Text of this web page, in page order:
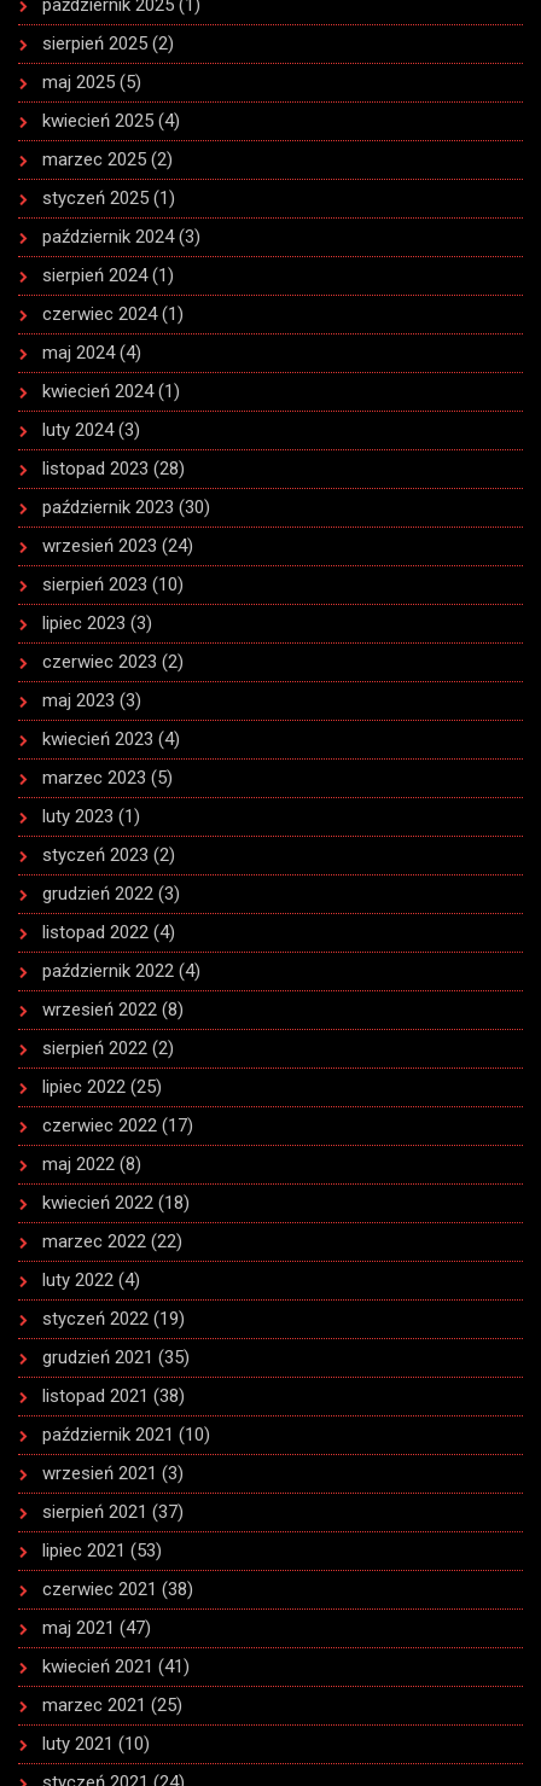
październik 2025 (1)
sierpień 2025 (2)
maj 2025 (5)
kwiecień 2025 (4)
marzec 2025 (2)
styczeń 2025 (1)
październik 2024(3)
sierpień 2024(1)
czerwiec 2024(1)
maj 2024(4)
kwiecień 2024(1)
luty 2024(3)
listopad 2023 (28)
październik 2023 (30)
wrzesień 2023 (24)
sierpień 2023 (10)
lipiec 2023 (3)
czerwiec 2023 (2)
maj 2023 (3)
kwiecień 2023 (4)
marzec 2023 (5)
luty 2023 (1)
styczeń 2023 (2)
grudzień 2022 (3)
listopad 2022 (4)
październik 2022 (4)
wrzesień 2022 (8)
sierpień 2022 (2)
lipiec 2022 (25)
czerwiec 2022 (17)
maj 2022 (8)
kwiecień 2022 (18)
marzec 2022 (22)
luty 2022 (4)
styczeń 2022 (19)
grudzień 2021 (35)
listopad 2021 (38)
październik 2021 (10)
wrzesień 2021 (3)
sierpień 2021 (37)
lipiec 2021 (53)
czerwiec 2021 (38)
maj 2021 (47)
kwiecień 2021 (41)
marzec 2021 (25)
luty 2021 (10)